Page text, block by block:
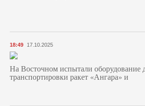
18:49 17.10.2025
На Восточном испытали оборудование
транспортировки ракет «Ангара» и